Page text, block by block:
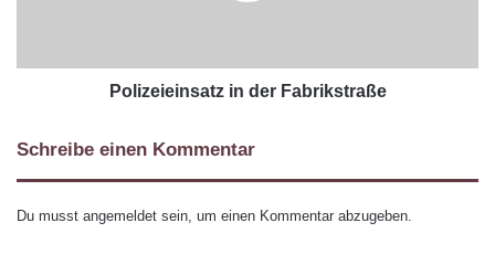
Polizeieinsatz in der Fabrikstraße
Schreibe einen Kommentar
Du musst angemeldet sein, um einen Kommentar abzugeben.